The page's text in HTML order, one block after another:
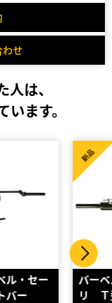
せ
は、
ます。
シャフト1190ミ
ラー2個付